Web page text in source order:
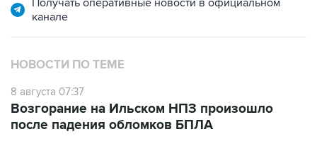
Получать оперативные новости в официальном
канале
НОВОСТИ ПО ТЕМЕ
8 августа 07:37
Возгорание на Ильском НПЗ произошло
после падения обломков БПЛА